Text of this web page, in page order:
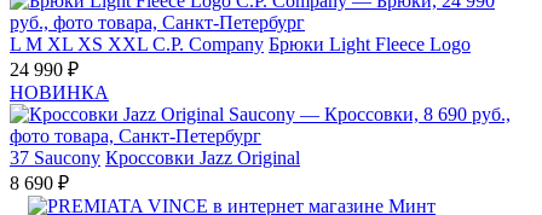
L M XL XS XXL C.P. Company Брюки Light Fleece Logo
24 990 ₽
НОВИНКА
37 Saucony Кроссовки Jazz Original
8 690 ₽